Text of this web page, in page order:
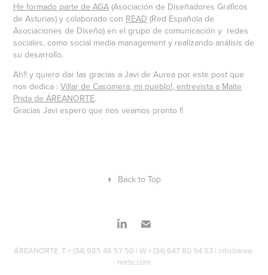
He formado parte de AGA (Asociación de Diseñadores Gráficos
de Asturias) y colaborado con READ (Red Española de
Asociaciones de Diseño) en el grupo de comunicación y redes
sociales, como social media management y realizando análisis de
su desarrollo.
Ah!! y quiero dar las gracias a Javi de Aurea por este post que
nos dedica :Villar de Casomera, mi pueblo!, entrevista a Maite
Prida de ÁREANORTE.
Gracias Javi espero que nos veamos pronto !!
↑ Back to Top
ÁREANORTE. T + (34) 985 48 57 50 | W + (34) 647 80 94 53 | info@area-
norte.com